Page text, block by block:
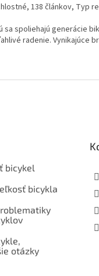
138 článkov, Typ
sa spoliehajú generácie
radenie. Vynikajúce
bicykel
bicykla
otázky